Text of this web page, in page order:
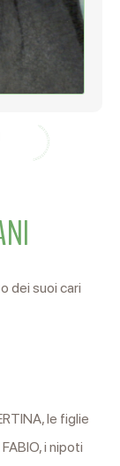
dei suoi cari
le figlie
i nipoti